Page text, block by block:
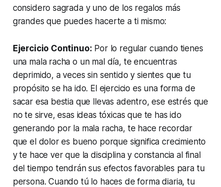
considero sagrada y uno de los regalos más
grandes que puedes hacerte a ti mismo:
Ejercicio Continuo: Por lo regular cuando tienes
una mala racha o un mal día, te encuentras
deprimido, a veces sin sentido y sientes que tu
propósito se ha ido. El ejercicio es una forma de
sacar esa bestia que llevas adentro, ese estrés que
no te sirve, esas ideas tóxicas que te has ido
generando por la mala racha, te hace recordar
que el dolor es bueno porque significa crecimiento
y te hace ver que la disciplina y constancia al final
del tiempo tendrán sus efectos favorables para tu
persona. Cuando tú lo haces de forma diaria, tu